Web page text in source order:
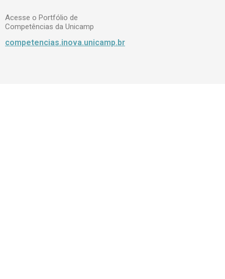
Acesse o Portfólio de
Competências da Unicamp
competencias.inova.unicamp.br